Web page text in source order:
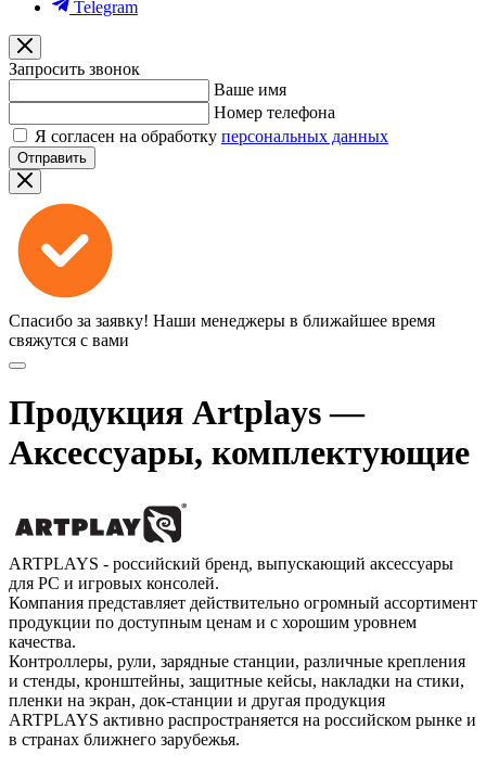
Telegram
Запросить звонок
Ваше имя
Номер телефона
Я согласен на обработку персональных данных
Отправить
Спасибо за заявку! Наши менеджеры в ближайшее время
свяжутся с вами
Продукция Artplays —
Аксессуары, комплектующие
ARTPLAYS - российский бренд, выпускающий аксессуары
для PC и игровых консолей.
Компания представляет действительно огромный ассортимент
продукции по доступным ценам и с хорошим уровнем
качества.
Контроллеры, рули, зарядные станции, различные крепления
и стенды, кронштейны, защитные кейсы, накладки на стики,
пленки на экран, док-станции и другая продукция
ARTPLAYS активно распространяется на российском рынке и
в странах ближнего зарубежья.